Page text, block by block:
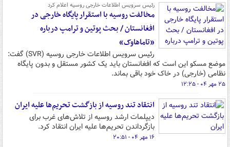
رئیس سرویس اطلاعات خارجی روسیه اعلام کرد
مخالفت روسیه با استقرار پایگاه خارجی در
افغانستان / بحث پوتین و ترامپ درباره
«تاماهاوک»
رئیس سرویس اطلاعات خارجی روسیه (SVR) گفت:
موضع مسکو این است که افغانستان باید یک کشور مستقل و بدون پایگاه
نظامی (خارجی) در خاک خود باقی بماند.
۲۵ مهر ۰۴ - ۱۲:۲۵
انتقاد تند روسیه از بازگشت تحریم‌ها علیه ایران
دیپلمات ارشد روسیه از تلاش‌های غرب برای
بازگرداندن تحریم‌ها علیه ایران انتقاد کرد.
۱۶ مهر ۰۴ - ۲۰:۵۱